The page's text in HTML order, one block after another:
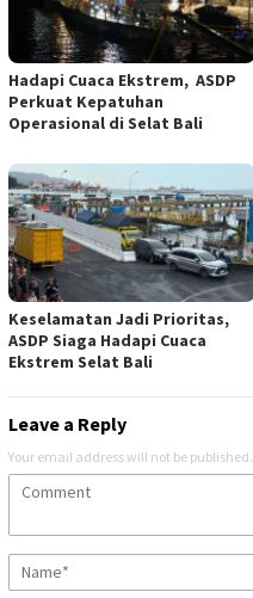
Hadapi Cuaca Ekstrem, ASDP
Perkuat Kepatuhan
Operasional di Selat Bali
Keselamatan Jadi Prioritas,
ASDP Siaga Hadapi Cuaca
Ekstrem Selat Bali
Leave a Reply
Your email address will not be published.